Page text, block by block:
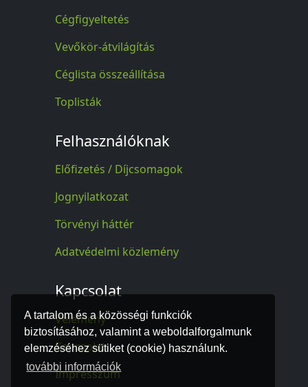
A tartalom és a közösségi funkciók
biztosításához, valamint a weboldalforgalmunk
elemzéséhez sütiket (cookie) használunk.
további információk
Cégfigyeltetés
Vevőkör-átvilágítás
Céglista összeállítása
Toplisták
Felhasználóknak
Előfizetés / Díjcsomagok
Jognyilatkozat
Törvényi háttér
Adatvédelmi közlemény
Kapcsolat
Vélemény
Kapcsolat
Impresszum